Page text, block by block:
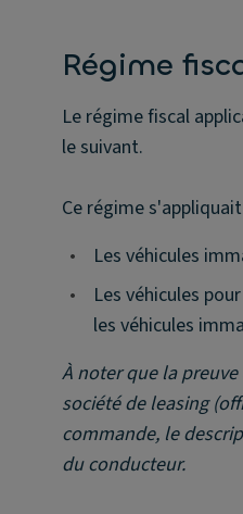
Régime
Le régime fiscal
le suivant.
Ce régime
•
Les véhicules
•
Les véhicules
les véhicules
À noter que la
société de leasing
commande, le
du conducteur.